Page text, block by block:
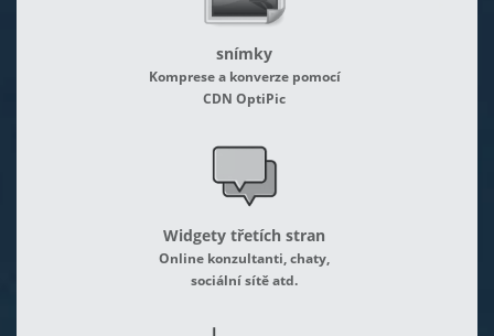
snímky
Komprese a konverze pomocí
CDN OptiPic
Widgety třetích stran
Online konzultanti, chaty,
sociální sítě atd.